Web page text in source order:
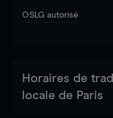
OSLG autorisé
Horaires de
locale de Paris